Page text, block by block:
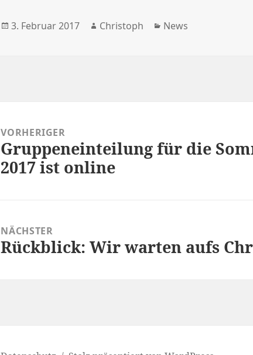
Veröffentlicht
3. Februar 2017 Autor
Christoph Kategorien
News
VORHERIGER
Vorheriger
Beitrag:
Gruppeneinteilung für die
2017 ist online
NÄCHSTER
Nächster
Rückblick: Wir warten aufs